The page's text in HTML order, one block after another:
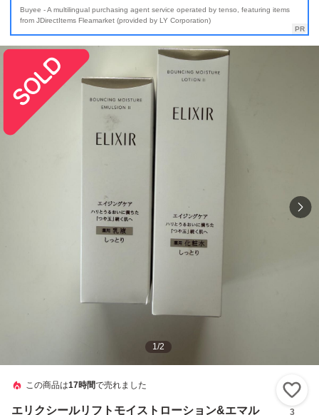
Buyee - A multilingual purchasing agent service operated by tenso, featuring items
from JDirectItems Fleamarket (provided by LY Corporation)
1/2
この商品は17時間で売れました
エリクシールリフトモイストローション&エマル
3